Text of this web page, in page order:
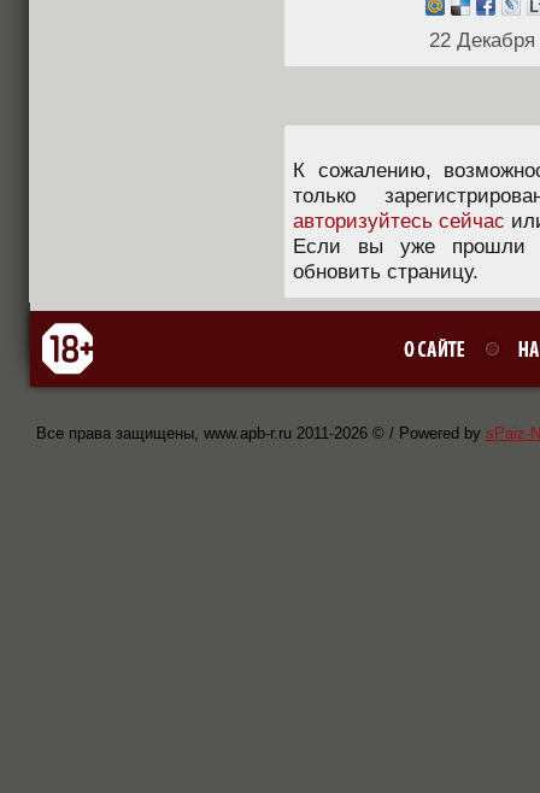
22
К сожалению,
только
авторизуйтесь сейчас
Если вы уже прошли
обновить страницу.
Все права защищены, www.apb-r.ru 2011-2026 © / Powered by sPaiz-